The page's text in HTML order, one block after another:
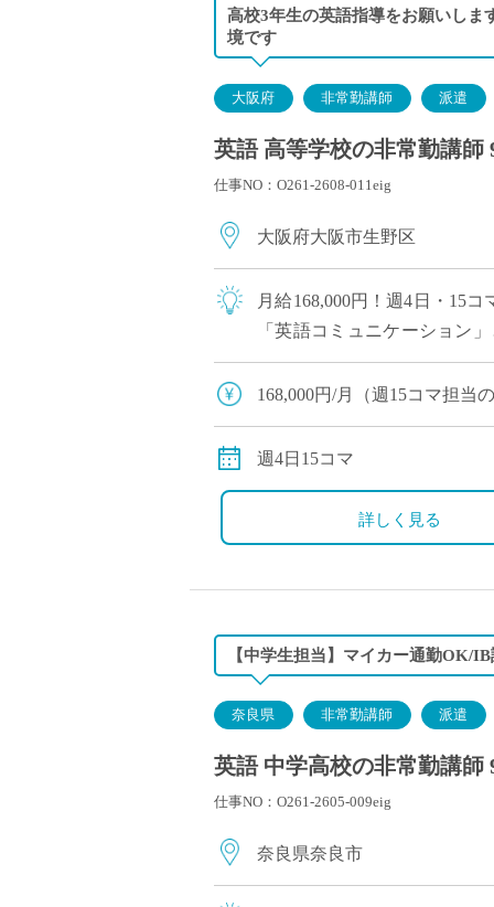
高校3年生の英語指導をお願いしま
境です
大阪府 非常勤講師 派遣
英語 高等学校の非常勤講師
仕事NO：O261-2608-011eig
大阪府大阪市生野区
月給168,000円！週4日・15
「英語コミュニケーション
し苦手意識を持っている生
168,000円/月（週15コマ担当
交通費全額支給
週4日15コマ
詳しく見る
【中学生担当】マイカー通勤OK/
奈良県 非常勤講師 派遣
英語 中学高校の非常勤講師
仕事NO：O261-2605-009eig
奈良県奈良市